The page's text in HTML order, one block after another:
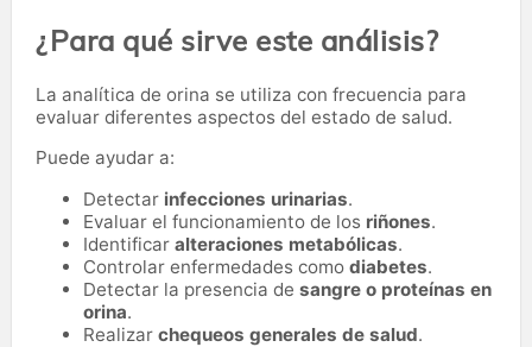
¿Para qué sirve este análisis?
La analítica de orina se utiliza con frecuencia para
evaluar diferentes aspectos del estado de salud.
Puede ayudar a:
Detectar infecciones urinarias.
Evaluar el funcionamiento de los riñones.
Identificar alteraciones metabólicas.
Controlar enfermedades como diabetes.
Detectar la presencia de sangre o proteínas en
orina.
Realizar chequeos generales de salud.